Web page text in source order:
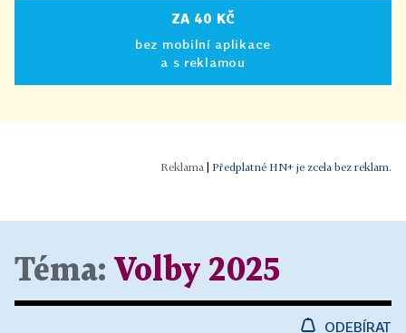
ZA 40 KČ
bez mobilní aplikace
a s reklamou
Předplatné HN+ je zcela bez reklam.
Téma: Volby 2025
ODEBÍRAT